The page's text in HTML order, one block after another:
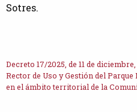
Sotres.
Decreto 17/2025, de 11 de
Rector de Uso y Gestión del
en el ámbito territorial de la